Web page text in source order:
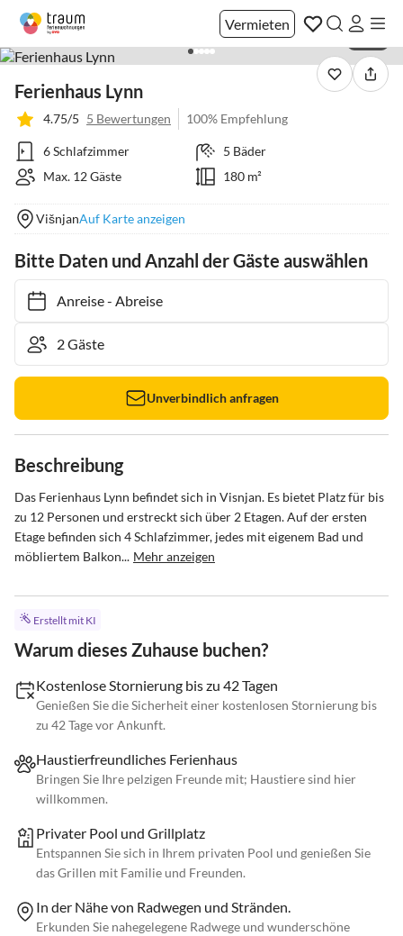
Vermieten
Ferienhaus Lynn
4.75/5 5 Bewertungen 100% Empfehlung
6 Schlafzimmer
5 Bäder
Max. 12 Gäste
180 m²
VišnjanAuf Karte anzeigen
Bitte Daten und Anzahl der Gäste auswählen
Anreise- Abreise
Unverbindlich anfragen
Beschreibung
Das Ferienhaus Lynn befindet sich in Visnjan. Es bietet Platz für bis
zu 12 Personen und erstreckt sich über 2 Etagen. Auf der ersten
Etage befinden sich 4 Schlafzimmer, jedes mit eigenem Bad und
möbliertem Balkon... Mehr anzeigen
Erstellt mit KI
Warum dieses Zuhause buchen?
Kostenlose Stornierung bis zu 42 Tagen
Genießen Sie die Sicherheit einer kostenlosen Stornierung bis
zu 42 Tage vor Ankunft.
Haustierfreundliches Ferienhaus
Bringen Sie Ihre pelzigen Freunde mit; Haustiere sind hier
willkommen.
Privater Pool und Grillplatz
Entspannen Sie sich in Ihrem privaten Pool und genießen Sie
das Grillen mit Familie und Freunden.
In der Nähe von Radwegen und Stränden.
Erkunden Sie nahegelegene Radwege und wunderschöne